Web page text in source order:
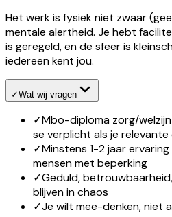
Het werk is fysiek niet zwaar
mentale alertheid. Je hebt
is geregeld, en de sfeer is
iedereen kent jou.
✓Wat wij vragen
✓Mbo-diploma zorg/
se verplicht als je
✓Minstens 1-2 jaar
mensen met beperking
✓Geduld,
blijven in chaos
✓Je wilt mee-denken, niet